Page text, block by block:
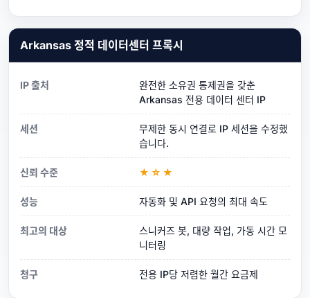
Arkansas 정적 데이터센터 프록시
IP 출처
완전한 소유권 통제권을 갖춘
Arkansas 전용 데이터 센터 IP
세션
무제한 동시 연결로 IP 세션을 수정했
습니다.
신뢰 수준 ★☆★
성능 자동화 및 API 요청의 최대 속도
최고의 대상
스니커즈 봇, 대량 작업, 가동 시간 모
니터링
청구 전용 IP당 저렴한 월간 요금제